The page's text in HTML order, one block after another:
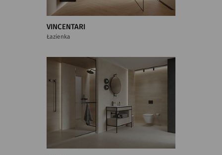
VINCENTARI
Łazienka